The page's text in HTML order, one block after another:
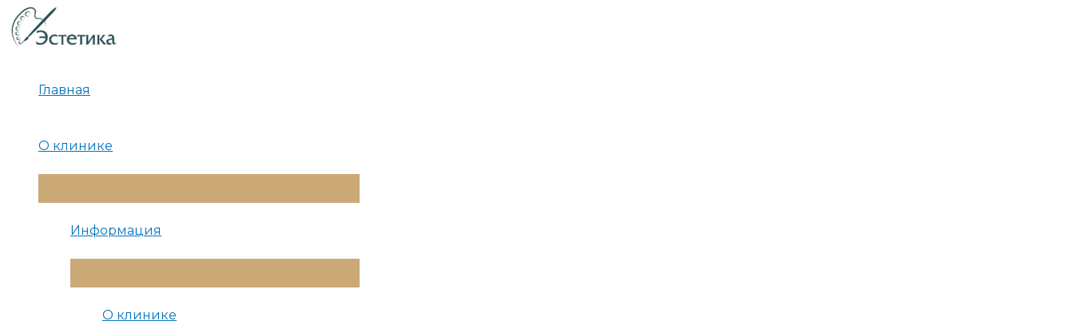
Перейти
к
содержимому
Главная
О клинике
Меню
Информация
Меню
О клинике